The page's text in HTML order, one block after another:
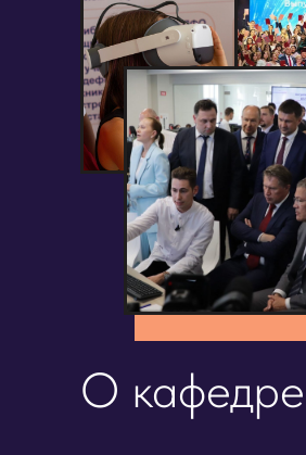
О кафедре